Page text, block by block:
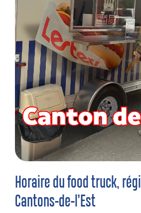
Horaire du food truck,
Cantons-de-l’Est